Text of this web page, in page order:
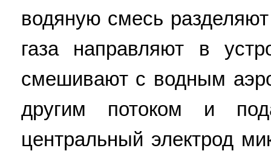
водяную смесь
газа направляют в
смешивают с водным
другим потоком и
центральный электрод